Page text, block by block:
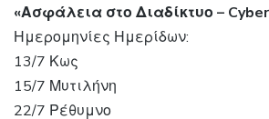
«Ασφάλεια στο Διαδίκτυο –
Ημερομηνίες Ημερίδων:
13/7 Κως
15/7 Μυτιλήνη
22/7 Ρέθυμνο